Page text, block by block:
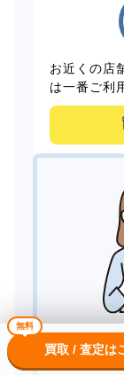
お近くの店
は一番ご利
家に
無料
買取 / 査定は